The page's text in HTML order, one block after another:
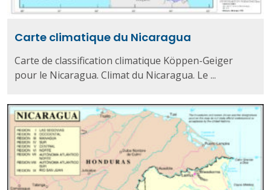
Carte climatique du Nicaragua
Carte de classification climatique Köppen-Geiger
pour le Nicaragua. Climat du Nicaragua. Le ...